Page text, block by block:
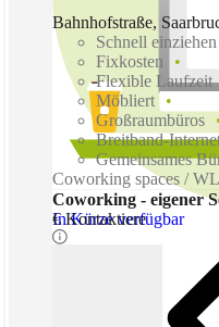
In Kürze verfügbar
Bahnhofstraße,
Schnell einziehen
Fixkosten
Flexible Laufzeit
Möbliert
Großraumbüros
Breitband-
Gemeinsames
Coworking spaces /
Coworking - eigener
€ Kontaktiere